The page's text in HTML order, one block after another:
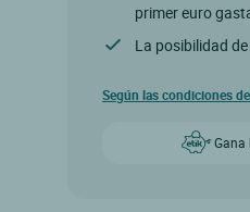
primer euro
La posibilidad
Según las condiciones
Gana